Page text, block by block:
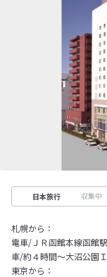
日本旅行 収集中
札幌から：
電車/ＪＲ函館本線函館
車/約４時間～大沼公園
東京から：